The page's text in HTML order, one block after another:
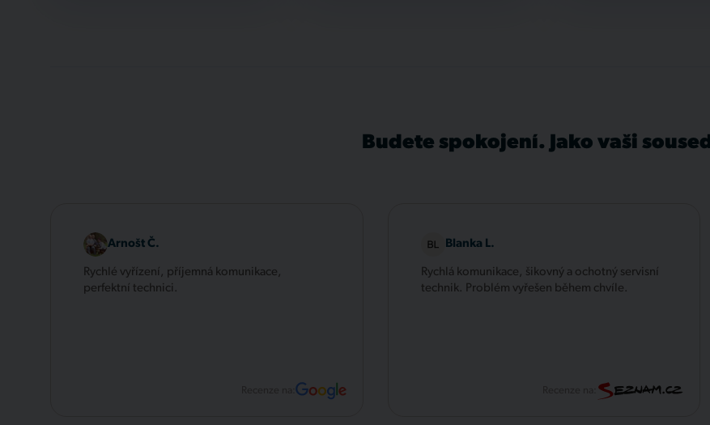
Budete spokojení. Jako vaši
Arnošt Č.
Rychlé vyřízení, příjemná komunikace,
perfektní technici.
Blanka L.
Rychlá komunikace, šikovný a ochotný servisní
technik. Problém vyřešen během chvíle.